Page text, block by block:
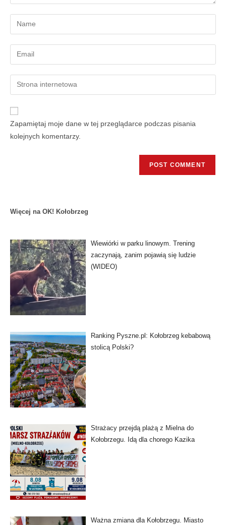
Zapamiętaj moje dane w tej przeglądarce podczas pisania
kolejnych komentarzy.
Więcej na OK! Kołobrzeg
Wiewiórki w parku linowym. Trening
zaczynają, zanim pojawią się ludzie
(WIDEO)
Ranking Pyszne.pl: Kołobrzeg kebabową
stolicą Polski?
Strażacy przejdą plażą z Mielna do
Kołobrzegu. Idą dla chorego Kazika
Ważna zmiana dla Kołobrzegu. Miasto